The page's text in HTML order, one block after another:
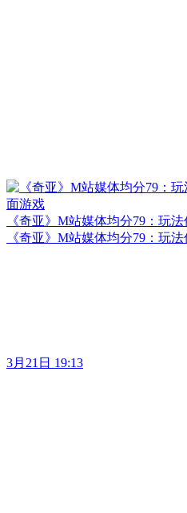
《奇亚》M站媒体均分79：玩
《奇亚》M站媒体均分79：玩
3月21日 19:13